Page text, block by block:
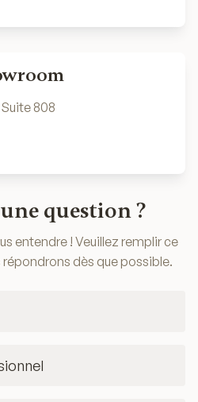
808
question ?
entendre ! Veuillez remplir ce
dès que possible.